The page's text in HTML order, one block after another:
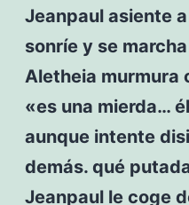
Jeanpaul asiente
sonríe y se marcha
Aletheia murmura
«es una mierda…
aunque intente
demás. qué
Jeanpaul le coge